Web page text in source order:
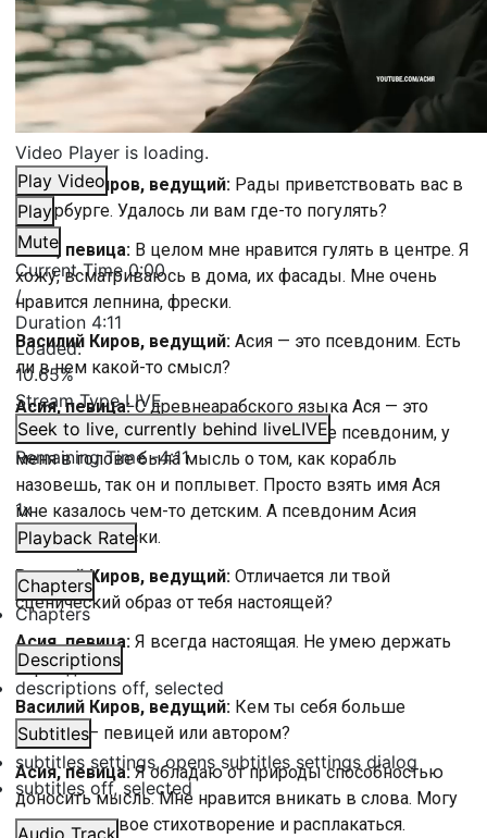
Video Player is loading.
Play Video
Play
Mute
Current Time0:00
/
Duration 4:11
Loaded:
10.65%
Stream TypeLIVE
Seek to live, currently behind liveLIVE
Remaining Time-4:11
1x
Playback Rate
Chapters
Chapters
Descriptions
descriptions off, selected
Subtitles
subtitles settings, opens subtitles settings dialog
subtitles off, selected
Audio Track
Василий Киров, ведущий: Рады приветствовать вас в
Петербурге. Удалось ли вам где-то погулять?
Асия, певица: В целом мне нравится гулять в центре. Я
хожу, всматриваюсь в дома, их фасады. Мне очень
нравится лепнина, фрески.
Василий Киров, ведущий: Асия — это псевдоним. Есть
ли в нем какой-то смысл?
Асия, певица:С древнеарабского языка Ася — это
лечащее слово. Когда я выбирала себе псевдоним, у
меня в голове была мысль о том, как корабль
назовешь, так он и поплывет. Просто взять имя Ася
мне казалось чем-то детским. А псевдоним Асия
звучит по-царски.
Василий Киров, ведущий: Отличается ли твой
сценический образ от тебя настоящей?
Асия, певица: Я всегда настоящая. Не умею держать
образ долго.
Василий Киров, ведущий: Кем ты себя больше
видишь — певицей или автором?
Асия, певица:Я обладаю от природы способностью
доносить мысль. Мне нравится вникать в слова. Могу
читать красивое стихотворение и расплакаться.